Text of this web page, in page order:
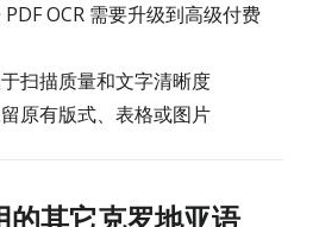
OCR 需要升级到高级付费
扫描质量和文字清晰度
原有版式、表格或图片
的其它克罗地亚语